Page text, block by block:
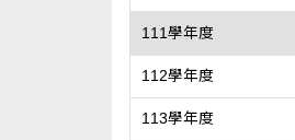
111學年度
112學年度
113學年度